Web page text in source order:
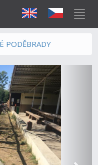
PODĚBRADY